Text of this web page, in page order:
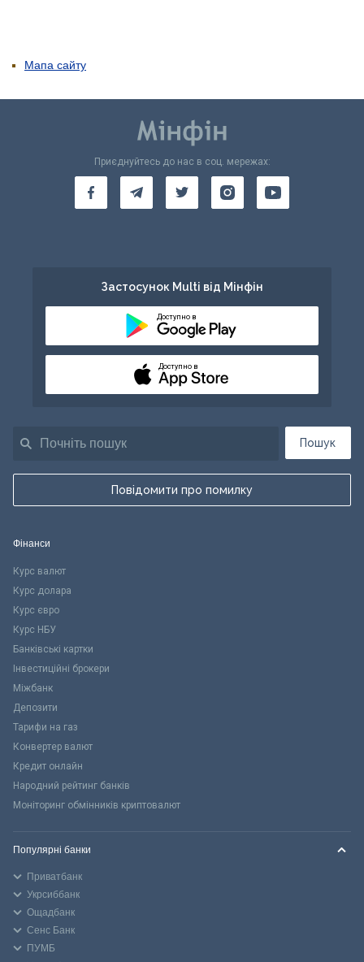
Мапа сайту
Пошук
Повідомити про помилку
Приєднуйтесь до нас в соц. мережах:
Застосунок Multi від Мінфін
Доступно в
Доступно в
Фінанси
Курс валют
Курс долара
Курс євро
Курс НБУ
Банківські картки
Інвестиційні брокери
Міжбанк
Депозити
Тарифи на газ
Конвертер валют
Кредит онлайн
Народний рейтинг банків
Моніторинг обмінників криптовалют
Популярні банки
Приватбанк
Укрсиббанк
Ощадбанк
Сенс Банк
ПУМБ